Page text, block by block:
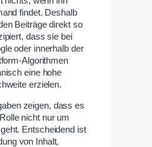
findet. Deshalb
Beiträge direkt so
dass sie bei
oder innerhalb der
Algorithmen
eine hohe
erzielen.
zeigen, dass es
nicht nur um
Entscheidend ist
von Inhalt,